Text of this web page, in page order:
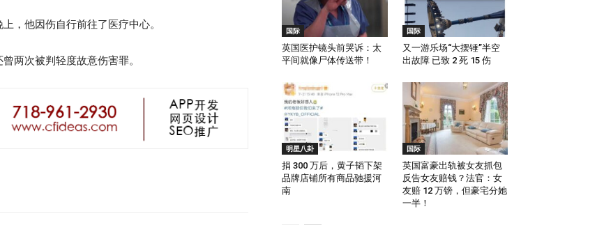
，他因伤自行前往了医疗中心。
两次被判轻度故意伤害罪。
国际
英国医护镜头前哭诉：太
平间就像尸体传送带！
国际
又一游乐场“大摆锤”半空
出故障 已致 2 死 15 伤
明星八卦
捐 300 万后，黄子韬下架
品牌店铺所有商品驰援河
南
国际
英国富豪出轨被女友抓包
反告女友赔钱？法官：女
友赔 12 万镑，但豪宅分她
一半！